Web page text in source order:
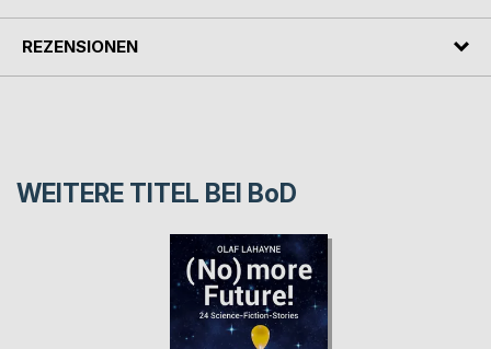
REZENSIONEN
WEITERE TITEL BEI BoD